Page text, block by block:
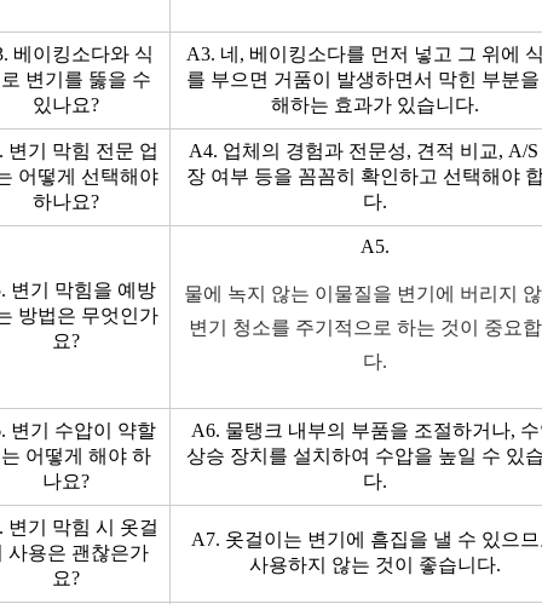
베이킹소다와 식
변기를 뚫을 수
있나요?
A3. 네, 베이킹소다를 먼저 넣고 그 위에
를 부으면 거품이 발생하면서 막힌 부분
해하는 효과가 있습니다.
변기 막힘 전문 업
어떻게 선택해야
하나요?
A4. 업체의 경험과 전문성, 견적 비교, A/S
장 여부 등을 꼼꼼히 확인하고 선택해야
다.
변기 막힘을 예방
방법은 무엇인가
요?
A5.
물에 녹지 않는 이물질을 변기에 버리지
변기 청소를 주기적으로 하는 것이 중요
다.
변기 수압이 약할
어떻게 해야 하
나요?
A6. 물탱크 내부의 부품을 조절하거나,
상승 장치를 설치하여 수압을 높일 수 있
다.
변기 막힘 시 옷걸
사용은 괜찮은가
요?
A7. 옷걸이는 변기에 흠집을 낼 수 있으
사용하지 않는 것이 좋습니다.